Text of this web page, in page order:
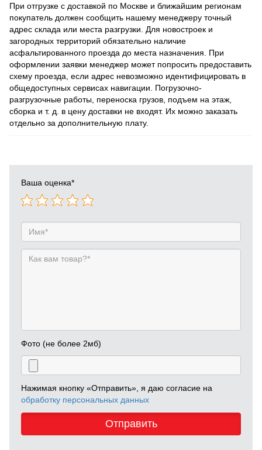
При отгрузке с доставкой по Москве и ближайшим регионам
покупатель должен сообщить нашему менеджеру точный
адрес склада или места разгрузки. Для новостроек и
загородных территорий обязательно наличие
асфальтированного проезда до места назначения. При
оформлении заявки менеджер может попросить предоставить
схему проезда, если адрес невозможно идентифицировать в
общедоступных сервисах навигации. Погрузочно-
разгрузочные работы, переноска грузов, подъем на этаж,
сборка и т. д. в цену доставки не входят. Их можно заказать
отдельно за дополнительную плату.
Ваша оценка*
Фото (не более 2мб)
Нажимая кнопку «Отправить», я даю согласие на
обработку персональных данных
Отправить